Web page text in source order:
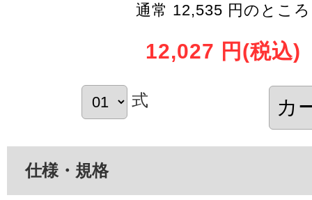
通常 12,535 円のところ
12,027 円 (税込)
式
仕様・規格